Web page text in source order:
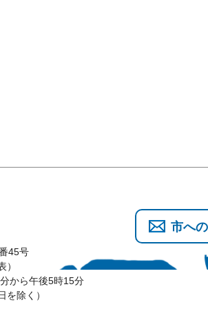
45号
から午後5時15分
を除く）
市へ